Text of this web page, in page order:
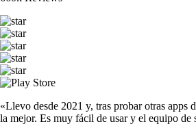
«Llevo desde 2021 y, tras probar otras apps
la mejor. Es muy fácil de usar y el equipo de